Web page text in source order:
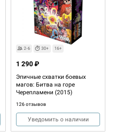
2-6 30+ 16+
Эпичные схватки боевых
магов: Битва на горе
Черепламени (2015)
126 отзывов
1 290 ₽
Уведомить о наличии